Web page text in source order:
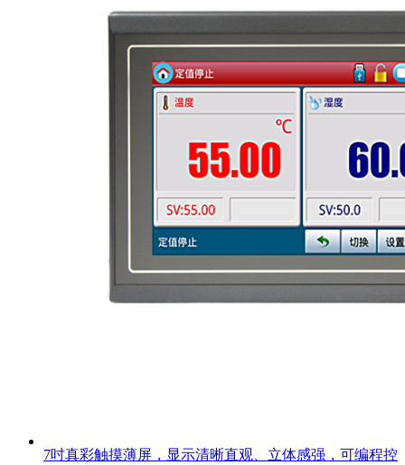
7吋真彩触摸薄屏，显示清晰直观、立体感强，可编程控